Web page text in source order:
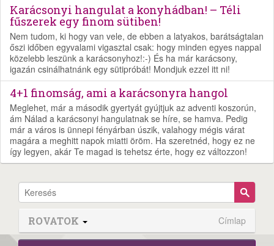
Karácsonyi hangulat a konyhádban! – Téli
fűszerek egy finom sütiben!
Nem tudom, ki hogy van vele, de ebben a latyakos, barátságtalan
őszi időben egyvalami vigasztal csak: hogy minden egyes nappal
közelebb leszünk a karácsonyhoz!:-) És ha már karácsony,
igazán csinálhatnánk egy sütipróbát! Mondjuk ezzel itt ni!
4+1 finomság, ami a karácsonyra hangol
Meglehet, már a második gyertyát gyújtjuk az adventi koszorún,
ám Nálad a karácsonyi hangulatnak se híre, se hamva. Pedig
már a város is ünnepi fényárban úszik, valahogy mégis várat
magára a meghitt napok miatti öröm. Ha szeretnéd, hogy ez ne
így legyen, akár Te magad is tehetsz érte, hogy ez változzon!
ROVATOK Címlap